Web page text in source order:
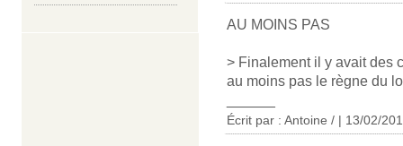
AU MOINS PAS
> Finalement il y avait des
au moins pas le règne du
Écrit par : Antoine / | 13/02/